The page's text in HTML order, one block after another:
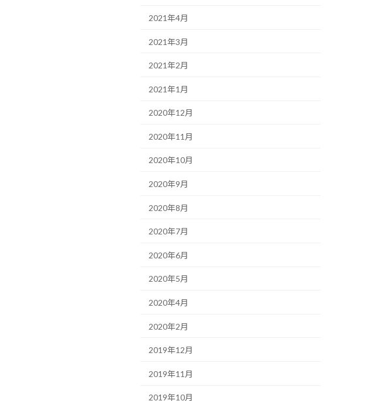
2021年4月
2021年3月
2021年2月
2021年1月
2020年12月
2020年11月
2020年10月
2020年9月
2020年8月
2020年7月
2020年6月
2020年5月
2020年4月
2020年2月
2019年12月
2019年11月
2019年10月